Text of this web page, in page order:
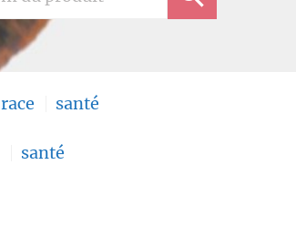
race santé
santé